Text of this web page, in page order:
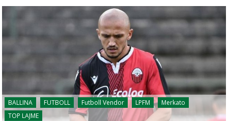
BALLINA FUTBOLL Futboll Vendor LPFM
Merkato
TOP LAJME